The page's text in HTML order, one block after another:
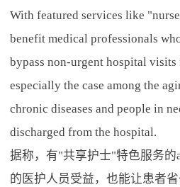
With featured services like
benefit medical professionals
bypass non-urgent hospital
especially the case among the
chronic diseases and people in
discharged from the hospital.
据称，有"共享护士"特色服务的
的医护人员受益，也能让患者